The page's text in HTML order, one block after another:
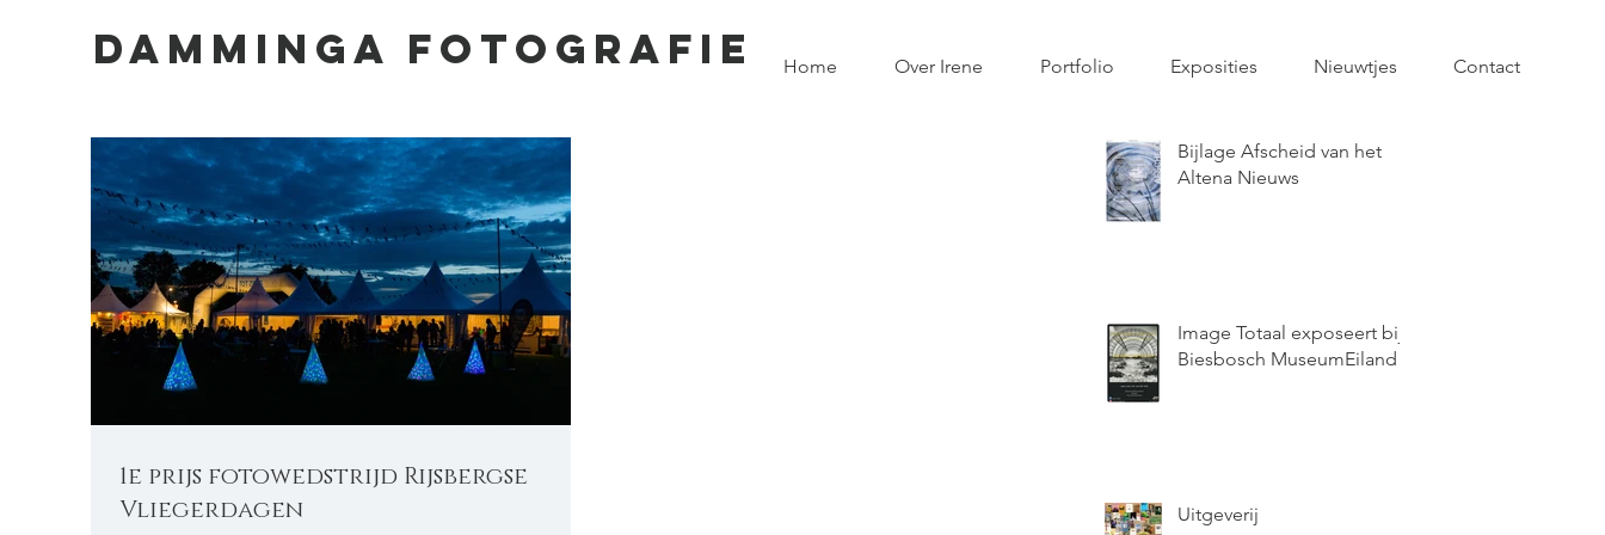
DAMMINGA FOTOGRAFIE Home Over Irene Portfolio Exposities Nieuwtjes Contact
1e prijs fotowedstrijd Rijsbergse
Vliegerdagen
Bijlage Afscheid van het
Altena Nieuws
Image Totaal exposeert bij
Biesbosch MuseumEiland
Uitgeverij